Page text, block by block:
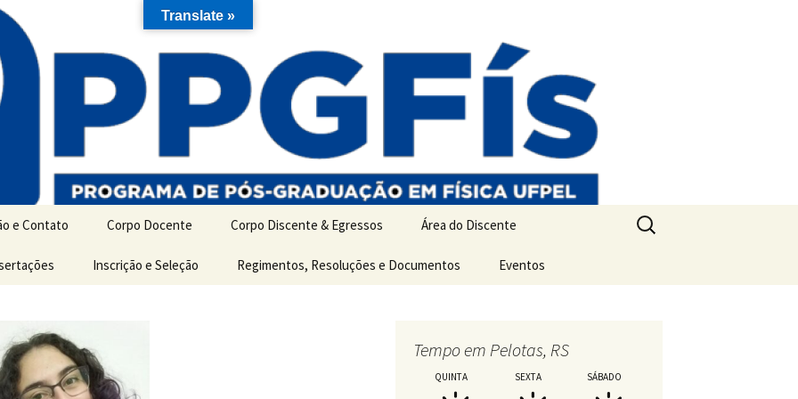
e Contato Corpo Docente Corpo Discente & Egressos
Discentes de Mestrado
Área do Discente
Matrícula, Orientação e
Encaminhamento de
Qualificações,
Dissertações e Teses
Inscrição e Seleção Regimentos, Resoluções e Documentos Eventos
Pesquisar
por:
Tempo em Pelotas, RS
QUINTA SEXTA SÁBADO
Translate »